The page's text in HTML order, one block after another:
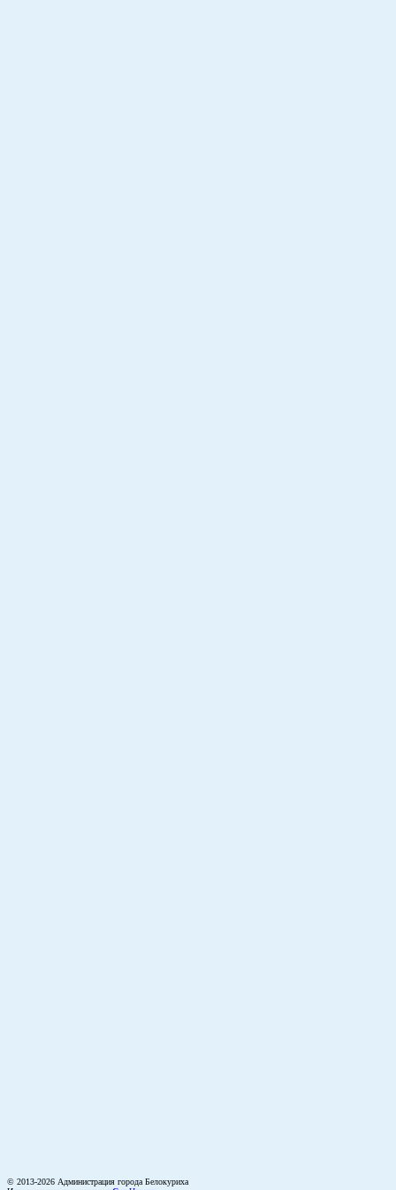
© 2013-2026 Администрация города Белокуриха